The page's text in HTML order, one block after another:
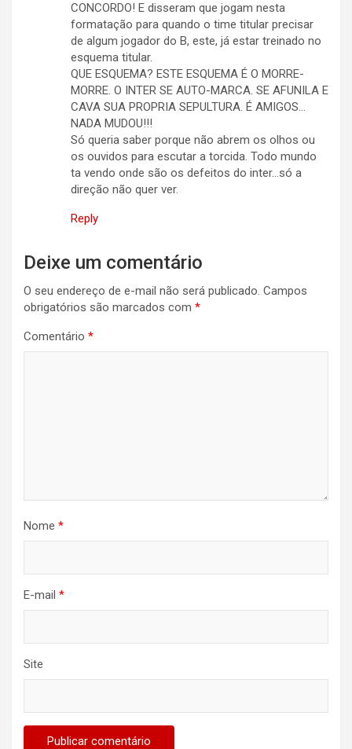
CONCORDO! E disseram que jogam nesta
formatação para quando o time titular precisar
de algum jogador do B, este, já estar treinado no
esquema titular.
QUE ESQUEMA? ESTE ESQUEMA É O MORRE-
MORRE. O INTER SE AUTO-MARCA. SE AFUNILA E
CAVA SUA PROPRIA SEPULTURA. É AMIGOS…
NADA MUDOU!!!
Só queria saber porque não abrem os olhos ou
os ouvidos para escutar a torcida. Todo mundo
ta vendo onde são os defeitos do inter…só a
direção não quer ver.
Reply
Deixe um comentário
O seu endereço de e-mail não será publicado. Campos
obrigatórios são marcados com *
Comentário *
Nome *
E-mail *
Site